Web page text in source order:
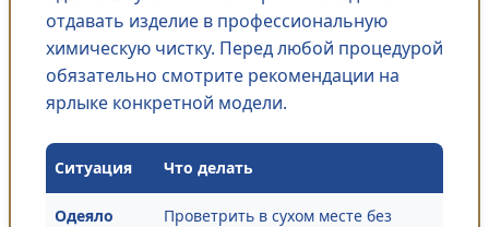
отдавать изделие в профессиональную
химическую чистку. Перед любой процедурой
обязательно смотрите рекомендации на
ярлыке конкретной модели.
Ситуация Что делать
Одеяло
Проветрить в сухом месте без